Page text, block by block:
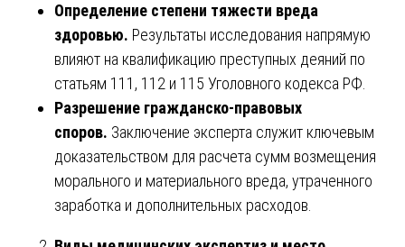
Определение степени тяжести вреда
здоровью. Результаты исследования напрямую
влияют на квалификацию преступных деяний по
статьям 111, 112 и 115 Уголовного кодекса РФ.
Разрешение гражданско-правовых
споров. Заключение эксперта служит ключевым
доказательством для расчета сумм возмещения
морального и материального вреда, утраченного
заработка и дополнительных расходов.